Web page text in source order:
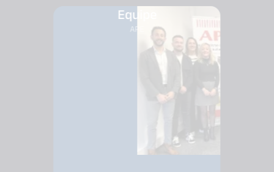
Equipe
APE